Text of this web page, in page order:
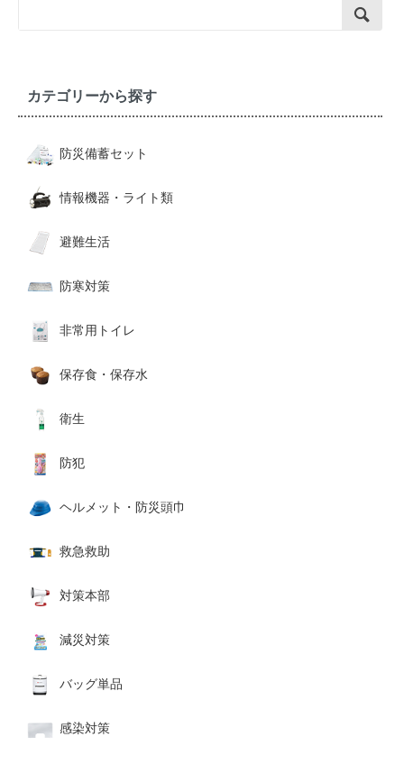
カテゴリーから探す
防災備蓄セット
情報機器・ライト類
避難生活
防寒対策
非常用トイレ
保存食・保存水
衛生
防犯
ヘルメット・防災頭巾
救急救助
対策本部
減災対策
バッグ単品
感染対策